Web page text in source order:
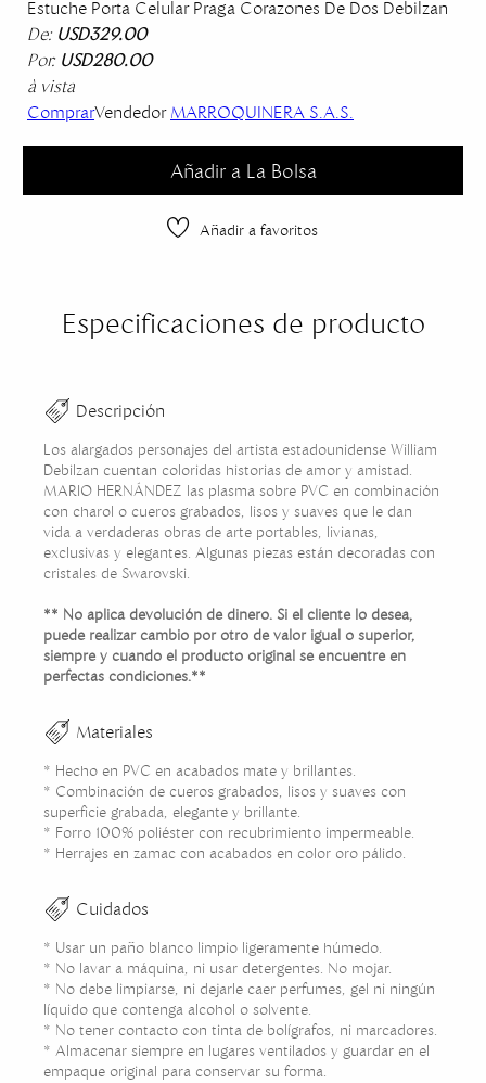
Estuche Porta Celular Praga Corazones De Dos Debilzan
De: USD329.00
Por: USD280.00
à vista
ComprarVendedor MARROQUINERA S.A.S.
Añadir a La Bolsa
Añadir a favoritos
Especificaciones de producto
Descripción
Los alargados personajes del artista estadounidense William
Debilzan cuentan coloridas historias de amor y amistad.
MARIO HERNÁNDEZ las plasma sobre PVC en combinación
con charol o cueros grabados, lisos y suaves que le dan
vida a verdaderas obras de arte portables, livianas,
exclusivas y elegantes. Algunas piezas están decoradas con
cristales de Swarovski.
** No aplica devolución de dinero. Si el cliente lo desea,
puede realizar cambio por otro de valor igual o superior,
siempre y cuando el producto original se encuentre en
perfectas condiciones.**
Materiales
* Hecho en PVC en acabados mate y brillantes.
* Combinación de cueros grabados, lisos y suaves con
superficie grabada, elegante y brillante.
* Forro 100% poliéster con recubrimiento impermeable.
* Herrajes en zamac con acabados en color oro pálido.
Cuidados
* Usar un paño blanco limpio ligeramente húmedo.
* No lavar a máquina, ni usar detergentes. No mojar.
* No debe limpiarse, ni dejarle caer perfumes, gel ni ningún
líquido que contenga alcohol o solvente.
* No tener contacto con tinta de bolígrafos, ni marcadores.
* Almacenar siempre en lugares ventilados y guardar en el
empaque original para conservar su forma.